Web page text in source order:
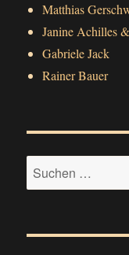
Matthias
Janine Achilles
Gabriele Jack
Rainer Bauer
Suchen
nach: